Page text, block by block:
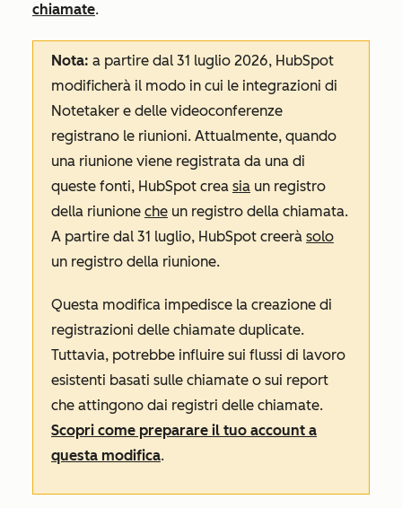
chiamate.
Nota: a partire dal 31 luglio 2026, HubSpot
modificherà il modo in cui le integrazioni di
Notetaker e delle videoconferenze
registrano le riunioni. Attualmente, quando
una riunione viene registrata da una di
queste fonti, HubSpot crea sia un registro
della riunione che un registro della chiamata.
A partire dal 31 luglio, HubSpot creerà solo
un registro della riunione.
Questa modifica impedisce la creazione di
registrazioni delle chiamate duplicate.
Tuttavia, potrebbe influire sui flussi di lavoro
esistenti basati sulle chiamate o sui report
che attingono dai registri delle chiamate.
Scopri come preparare il tuo account a
questa modifica.